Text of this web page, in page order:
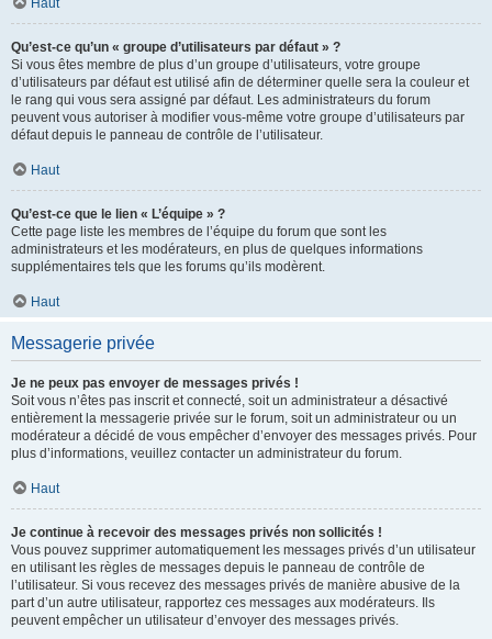
Haut
Qu’est-ce qu’un « groupe d’utilisateurs par défaut » ?
Si vous êtes membre de plus d’un groupe d’utilisateurs, votre groupe
d’utilisateurs par défaut est utilisé afin de déterminer quelle sera la couleur et
le rang qui vous sera assigné par défaut. Les administrateurs du forum
peuvent vous autoriser à modifier vous-même votre groupe d’utilisateurs par
défaut depuis le panneau de contrôle de l’utilisateur.
Haut
Qu’est-ce que le lien « L’équipe » ?
Cette page liste les membres de l’équipe du forum que sont les
administrateurs et les modérateurs, en plus de quelques informations
supplémentaires tels que les forums qu’ils modèrent.
Haut
Messagerie privée
Je ne peux pas envoyer de messages privés !
Soit vous n’êtes pas inscrit et connecté, soit un administrateur a désactivé
entièrement la messagerie privée sur le forum, soit un administrateur ou un
modérateur a décidé de vous empêcher d’envoyer des messages privés. Pour
plus d’informations, veuillez contacter un administrateur du forum.
Haut
Je continue à recevoir des messages privés non sollicités !
Vous pouvez supprimer automatiquement les messages privés d’un utilisateur
en utilisant les règles de messages depuis le panneau de contrôle de
l’utilisateur. Si vous recevez des messages privés de manière abusive de la
part d’un autre utilisateur, rapportez ces messages aux modérateurs. Ils
peuvent empêcher un utilisateur d’envoyer des messages privés.